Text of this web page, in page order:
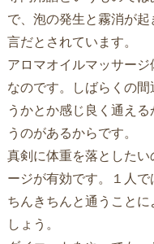
で、泡の発生と霧消が
言だとされています。
アロマオイルマッサー
なのです。しばらくの
うかとか感じ良く通え
うのがあるからです。
真剣に体重を落とした
ージが有効です。１人
ちんきちんと通うこと
しょう。